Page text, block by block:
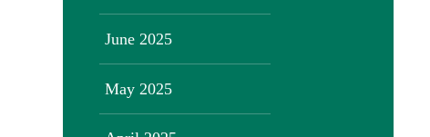
June 2025
May 2025